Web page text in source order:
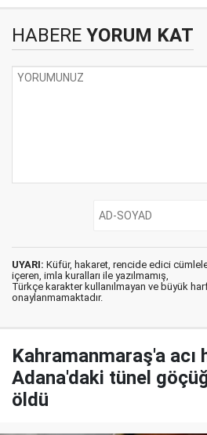
HABERE YORUM KAT
UYARI: Küfür, hakaret, rencide edici
içeren, imla kuralları ile yazılmamış,
Türkçe karakter kullanılmayan ve büyük
onaylanmamaktadır.
Kahramanmaraş'a acı
Adana'daki tünel
öldü